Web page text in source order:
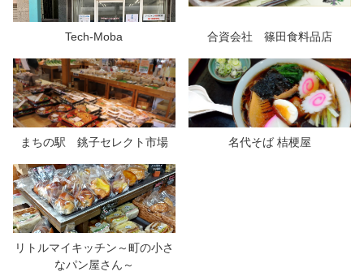
Tech-Moba 合資会社 篠田食料品店
まちの駅 銚子セレクト市場 名代そば 桔梗屋
リトルマイキッチン～町の小さ
なパン屋さん～